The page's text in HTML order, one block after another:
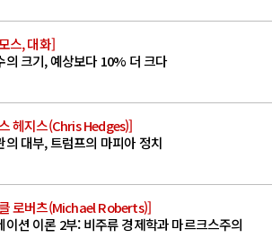
스, 대화]
의 크기, 예상보다 10% 더 크다
헤지스(Chris Hedges)]
의 대부, 트럼프의 마피아 정치
로버츠(Michael Roberts)]
이션 이론 2부: 비주류 경제학과 마르크스주의